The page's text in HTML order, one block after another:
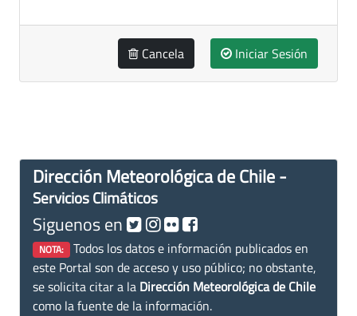
Cancela Iniciar Sesión
Dirección Meteorológica de Chile -
Servicios Climáticos
Siguenos en
NOTA: Todos los datos e información publicados en
este Portal son de acceso y uso público; no obstante,
se solicita citar a la Dirección Meteorológica de Chile
como la fuente de la información.